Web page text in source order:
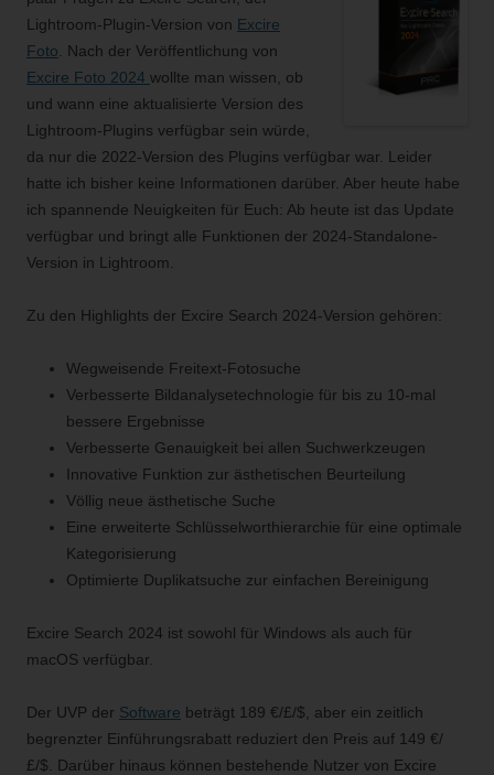
Lightroom-Plugin-Version von Excire
Foto . Nach der Veröffentlichung von
Excire Foto 2024 wollte man wissen, ob
und wann eine aktualisierte Version des
Lightroom-Plugins verfügbar sein würde,
da nur die 2022-Version des Plugins verfügbar war. Leider
hatte ich bisher keine Informationen darüber. Aber heute habe
ich spannende Neuigkeiten für Euch: Ab heute ist das Update
verfügbar und bringt alle Funktionen der 2024-Standalone-
Version in Lightroom.
Zu den Highlights der Excire Search 2024-Version gehören:
Wegweisende Freitext-Fotosuche
Verbesserte Bildanalysetechnologie für bis zu 10-mal
bessere Ergebnisse
Verbesserte Genauigkeit bei allen Suchwerkzeugen
Innovative Funktion zur ästhetischen Beurteilung
Völlig neue ästhetische Suche
Eine erweiterte Schlüsselworthierarchie für eine optimale
Kategorisierung
Optimierte Duplikatsuche zur einfachen Bereinigung
Excire Search 2024 ist sowohl für Windows als auch für
macOS verfügbar.
Der UVP der Software beträgt 189 €/£/$, aber ein zeitlich
begrenzter Einführungsrabatt reduziert den Preis auf 149 €/
£/$. Darüber hinaus können bestehende Nutzer von Excire